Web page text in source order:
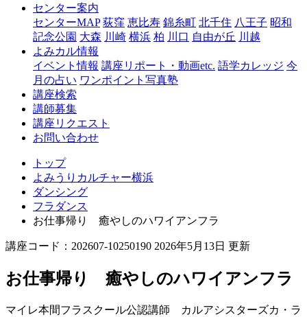
浜
センター案内
センターMAP 荻窪 恵比寿 錦糸町 北千住 八王子 昭和
記念公園 大森 川崎 横浜 柏 川口 自由が丘 川越
よみカル情報
イベント情報 講座リポート・動画etc. 語学カレッジ 今
月の占い ワンポイント写真塾
講座検索
講師募集
講座リクエスト
お問い合わせ
トップ
よみうりカルチャー横浜
ダンシング
フラダンス
お仕事帰り 癒やしのハワイアンフラ
講座コード：202607-10250190 2026年5月13日 更新
お仕事帰り 癒やしのハワイアンフラ
マイレ本間フラスクール公認講師 カルアシスターズカ・ラ